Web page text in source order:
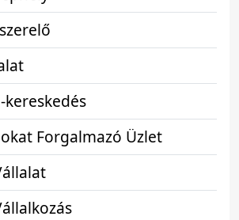
Forgalmazó Üzlet